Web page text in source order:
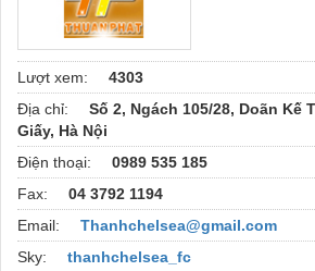
Lượt xem:
4303
Địa chỉ:
Số 2, Ngách 105/28, Doãn Kế
Giấy, Hà Nội
Điện thoại:
0989 535 185
Fax:
04 3792 1194
Email:
Thanhchelsea@gmail.com
Sky:
thanhchelsea_fc